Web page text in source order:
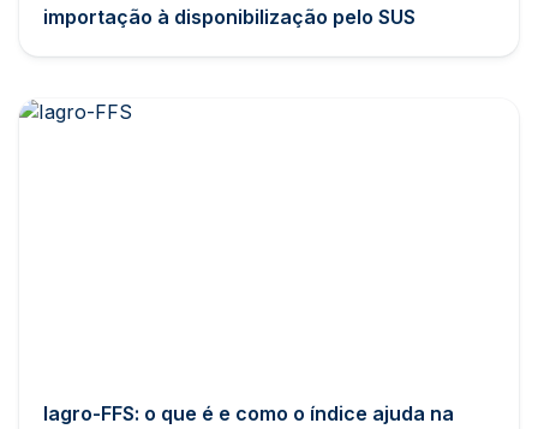
importação à disponibilização pelo SUS
Iagro-FFS: o que é e como o índice ajuda na